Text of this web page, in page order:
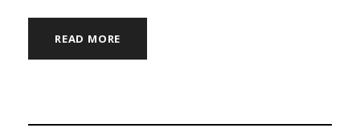
READ MORE